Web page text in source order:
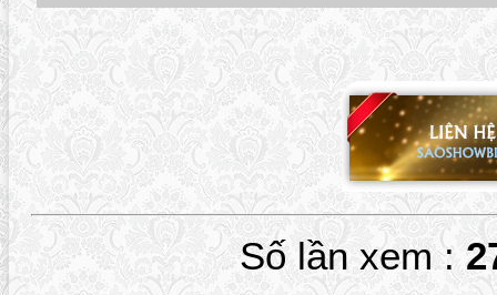
Số lần xem :